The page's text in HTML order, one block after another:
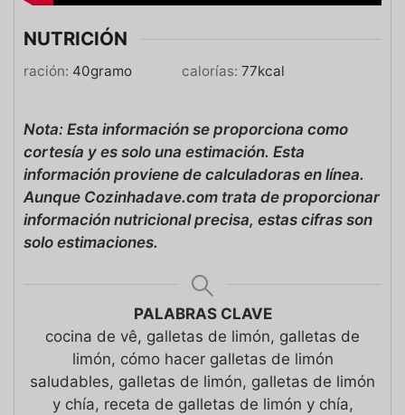
NUTRICIÓN
ración: 40gramo calorías: 77kcal
Nota: Esta información se proporciona como
cortesía y es solo una estimación. Esta
información proviene de calculadoras en línea.
Aunque Cozinhadave.com trata de proporcionar
información nutricional precisa, estas cifras son
solo estimaciones.
PALABRAS CLAVE
cocina de vê, galletas de limón, galletas de
limón, cómo hacer galletas de limón
saludables, galletas de limón, galletas de limón
y chía, receta de galletas de limón y chía,